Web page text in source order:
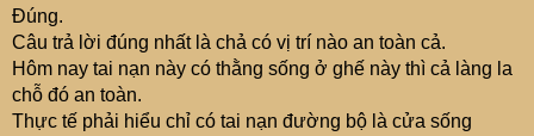
Đúng.
Câu trả lời đúng nhất là chả có vị trí nào an toàn cả.
Hôm nay tai nạn này có thằng sống ở ghế này thì cả làng la
chỗ đó an toàn.
Thực tế phải hiểu chỉ có tai nạn đường bộ là cửa sống